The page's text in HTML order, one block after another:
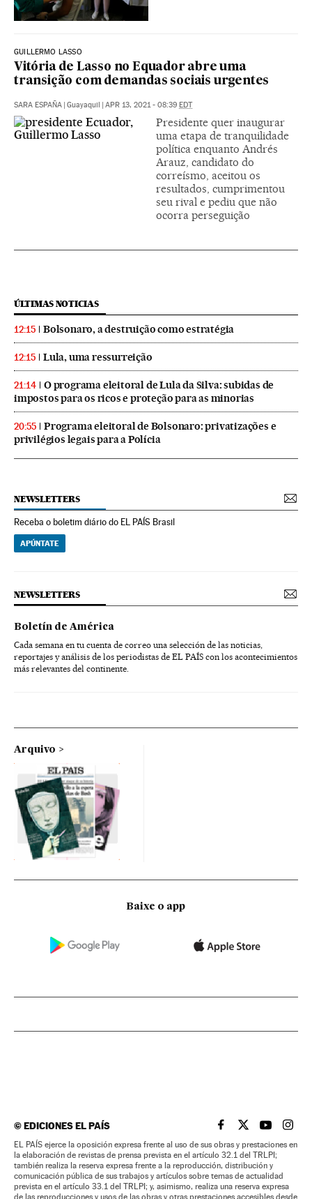
GUILLERMO LASSO
Vitória de Lasso no Equador abre uma
transição com demandas sociais urgentes
SARA ESPAÑA | Guayaquil | APR 13, 2021 - 08:39 EDT
Presidente quer inaugurar
uma etapa de tranquilidade
política enquanto Andrés
Arauz, candidato do
correísmo, aceitou os
resultados, cumprimentou
seu rival e pediu que não
ocorra perseguição
ÚLTIMAS NOTICIAS
12:15 Bolsonaro, a destruição como estratégia
12:15 Lula, uma ressurreição
21:14
O programa eleitoral de Lula da Silva: subidas de
impostos para os ricos e proteção para as minorias
20:55
Programa eleitoral de Bolsonaro: privatizações e
privilégios legais para a Polícia
NEWSLETTERS
Receba o boletim diário do EL PAÍS Brasil
APÚNTATE
NEWSLETTERS
Boletín de América
Cada semana en tu cuenta de correo una selección de las noticias,
reportajes y análisis de los periodistas de EL PAÍS con los acontecimientos
más relevantes del continente.
Arquivo
Baixe o app
©EDICIONES EL PAÍS EL PAÍS BRASIL EN
EL PAÍSEL PAÍS
EL
EL PAÍS ejerce la oposición expresa frente al uso de sus obras y prestaciones en
la elaboración de revistas de prensa prevista en el artículo 32.1 del TRLPI;
también realiza la reserva expresa frente a la reproducción, distribución y
comunicación pública de sus trabajos y artículos sobre temas de actualidad
prevista en el artículo 33.1 del TRLPI; y, asimismo, realiza una reserva expresa
de las reproducciones y usos de las obras y otras prestaciones accesibles desde